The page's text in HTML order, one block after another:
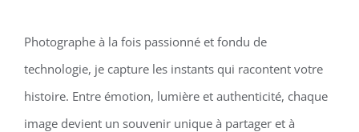
Photographe à la fois passionné et fondu de
technologie, je capture les instants qui racontent votre
histoire. Entre émotion, lumière et authenticité, chaque
image devient un souvenir unique à partager et à